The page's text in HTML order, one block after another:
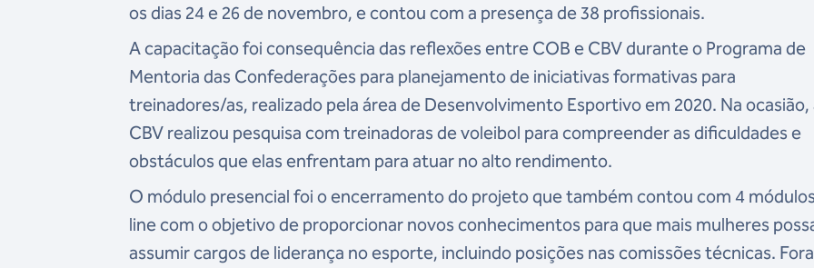
os dias 24 e 26 de novembro, e contou com a presença de 38 profissionais.
A capacitação foi consequência das reflexões entre COB e CBV durante o Programa de
Mentoria das Confederações para planejamento de iniciativas formativas para
treinadores/as, realizado pela área de Desenvolvimento Esportivo em 2020. Na ocasião,
CBV realizou pesquisa com treinadoras de voleibol para compreender as dificuldades e
obstáculos que elas enfrentam para atuar no alto rendimento.
O módulo presencial foi o encerramento do projeto que também contou com 4
line com o objetivo de proporcionar novos conhecimentos para que mais mulheres
assumir cargos de liderança no esporte, incluindo posições nas comissões técnicas.